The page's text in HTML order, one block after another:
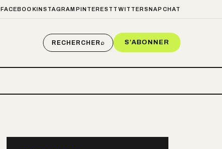
FACEBOOKINSTAGRAM PINTEREST TWITTER SNAPCHAT
RECHERCHER⌕ S’ABONNER